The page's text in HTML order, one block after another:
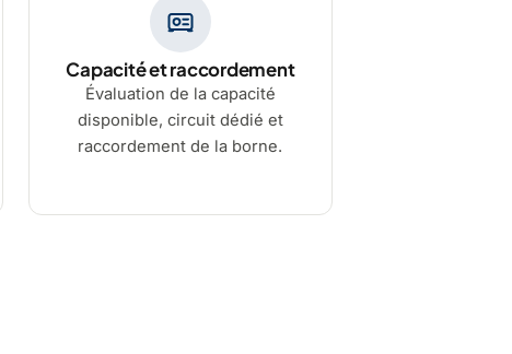
Capacité et raccordement
Évaluation de la capacité
disponible, circuit dédié et
raccordement de la borne.